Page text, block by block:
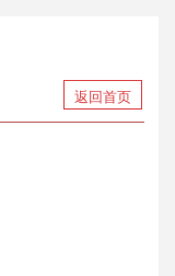
返回首页